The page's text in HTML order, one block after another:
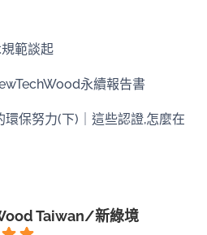
範談起
永續報告書
保努力(下)｜這些認證,怎麼在
Taiwan/新綠境